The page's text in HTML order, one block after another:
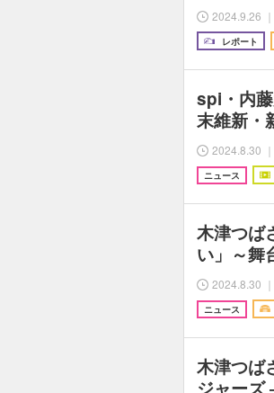
2024.9.26
レポート
spi・内
末維新・
2024.8.30
ニュース
木津つば
い」～
2024.8.30
ニュース
木津つば